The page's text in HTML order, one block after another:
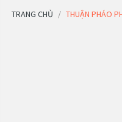
TRANG CHỦ THUẬN PHÁO